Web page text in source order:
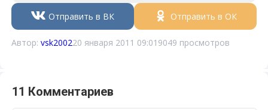
Отправить в ВК Отправить в ОК
Автор:vsk200220 января 2011 09:01 9049 просмотров
11 Комментариев